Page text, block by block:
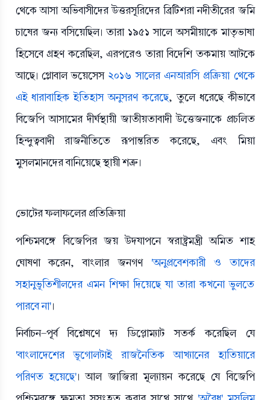
থেকে আসা অভিবাসীদের উত্তরসূরিদের ব্রিটিশরা নদীতীরের জমি
চাষের জন্য বসিয়েছিল। তারা ১৯৫১ সালে অসমীয়াকে মাতৃভাষা
হিসেবে গ্রহণ করেছিল, এরপরেও তারা বিদেশি তকমায় আটকে
আছে। গ্লোবাল ভয়েসেস ২০১৬ সালের এনআরসি প্রক্রিয়া থেকে
এই ধারাবাহিক ইতিহাস অনুসরণ করেছে, তুলে ধরেছে কীভাবে
বিজেপি আসামের দীর্ঘস্থায়ী জাতীয়তাবাদী উত্তেজনাকে প্রচলিত
হিন্দুত্ববাদী রাজনীতিতে রূপান্তরিত করেছে, এবং মিয়া
মুসলমানদের বানিয়েছে স্থায়ী শত্রু।
ভোটের ফলাফলের প্রতিক্রিয়া
পশ্চিমবঙ্গে বিজেপির জয় উদযাপনে স্বরাষ্ট্রমন্ত্রী অমিত শাহ
ঘোষণা করেন, বাংলার জনগণ 'অনুপ্রবেশকারী ও তাদের
সহানুভূতিশীলদের এমন শিক্ষা দিয়েছে যা তারা কখনো ভুলতে
পারবে না'।
নির্বাচন-পূর্ব বিশ্লেষণে দ্য ডিপ্লোম্যাট সতর্ক করেছিল যে
'বাংলাদেশের ভূগোলটাই রাজনৈতিক আখ্যানের হাতিয়ারে
পরিণত হয়েছে'। আল জাজিরা মূল্যায়ন করেছে যে বিজেপি